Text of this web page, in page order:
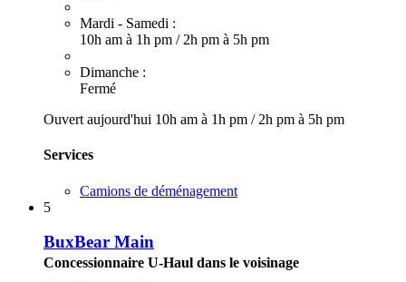
Mardi - Samedi :
10h am à 1h pm / 2h pm à 5h pm
Dimanche :
Fermé
Ouvert aujourd'hui 10h am à 1h pm / 2h pm à 5h pm
Services
Camions de déménagement
5
BuxBear Main
Concessionnaire U-Haul dans le voisinage